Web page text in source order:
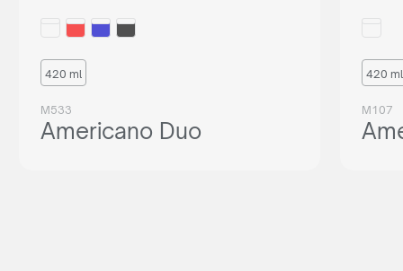
420 ml
M533
Americano Duo
420 ml
M107